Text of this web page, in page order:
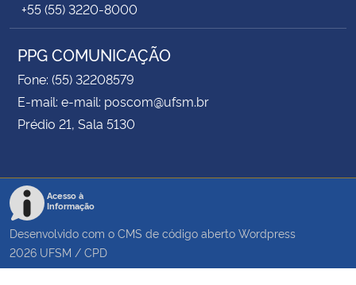
+55 (55) 3220-8000
PPG COMUNICAÇÃO
Fone: (55) 32208579
E-mail: e-mail: poscom@ufsm.br
Prédio 21, Sala 5130
Acesso à
Informação
Desenvolvido com o CMS de código aberto Wordpress
2026 UFSM / CPD